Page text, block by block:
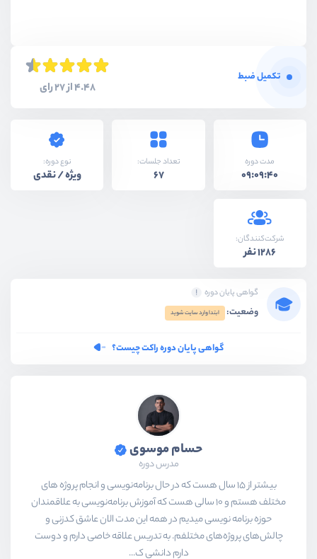
تکمیل ضبط
4.48 از 27 رای
مدت دوره
09:09:40
تعداد جلسات:
67
نوع دوره:
ویژه / نقدی
شرکت‌کنندگان:
1286 نفر
گواهی پایان دوره
وضعیت: ابتدا وارد سایت شوید
گواهی پایان دوره راکت چیست؟
حسام موسوی
مدرس دوره
بیشتر از ۱۵ سال هست که در حال برنامه‌نویسی و انجام پروژه های
مختلف هستم و ۱۰ سالی هست که آموزش برنامه‌نویسی به علاقمندان
حوزه برنامه نویسی میدیم در همه این مدت الان عاشق کدزنی و
چالش‌های پروژه‌های مختلفم. به تدریس علاقه خاصی دارم و دوست
دارم دانشی ک...